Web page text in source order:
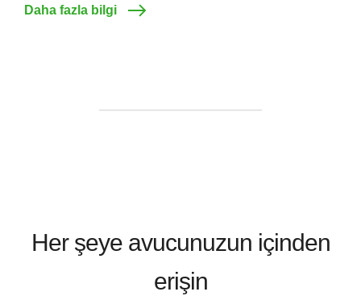
Daha fazla bilgi
Her şeye avucunuzun içinden
erişin